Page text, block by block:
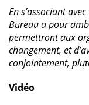
En s’associant
Bureau a pour
permettront aux
changement, et
conjointement,
Vidéo